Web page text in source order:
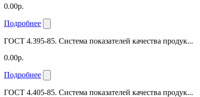
0.00р.
Подробнее
ГОСТ 4.395-85. Система показателей качества продук...
0.00р.
Подробнее
ГОСТ 4.405-85. Система показателей качества продук...